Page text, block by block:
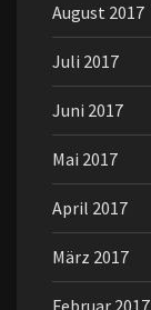
August 2017
Juli 2017
Juni 2017
Mai 2017
April 2017
März 2017